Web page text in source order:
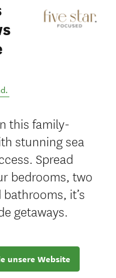
.
this family-
stunning sea
Spread
bedrooms, two
it’s
getaways.
unsere Website